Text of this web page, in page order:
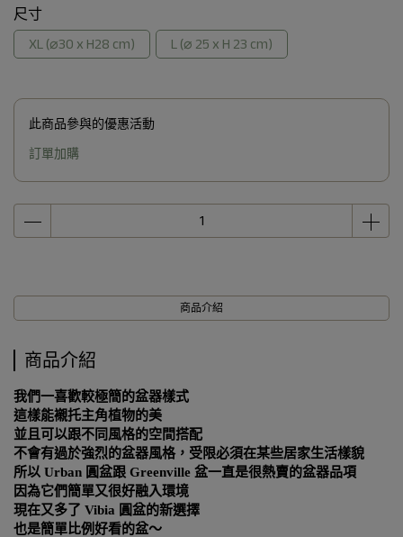
尺寸
XL (⌀30 x H28 cm)
L (⌀ 25 x H 23 cm)
此商品參與的優惠活動
訂單加購
商品介紹
商品介紹
我們一喜歡較極簡的盆器樣式
這樣能襯托主角植物的美
並且可以跟不同風格的空間搭配
不會有過於強烈的盆器風格，受限必須在某些居家生活樣貌
所以 Urban 圓盆跟 Greenville 盆一直是很熱賣的盆器品項
因為它們簡單又很好融入環境
現在又多了 Vibia 圓盆的新選擇
也是簡單比例好看的盆～